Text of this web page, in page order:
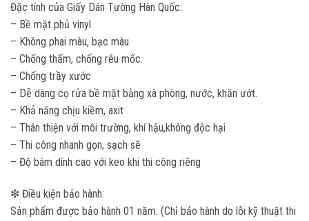
Đặc tính của Giấy Dán Tường Hàn Quốc:
– Bề mặt phủ vinyl
– Không phai màu, bạc màu
– Chống thấm, chống rêu mốc.
– Chống trầy xước
– Dễ dàng cọ rửa bề mặt bằng xà phòng, nước, khăn ướt.
– Khả năng chịu kiềm, axit
– Thân thiện với môi trường, khí hậu,không độc hại
– Thi công nhanh gọn, sạch sẽ
– Độ bám dính cao với keo khi thi công riêng
❇ Điều kiện bảo hành:
Sản phẩm được bảo hành 01 năm. (Chỉ bảo hành do lỗi kỹ thuật thi